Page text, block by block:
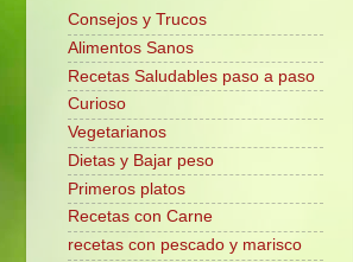
Consejos y Trucos
Alimentos Sanos
Recetas Saludables paso a paso
Curioso
Vegetarianos
Dietas y Bajar peso
Primeros platos
Recetas con Carne
recetas con pescado y marisco